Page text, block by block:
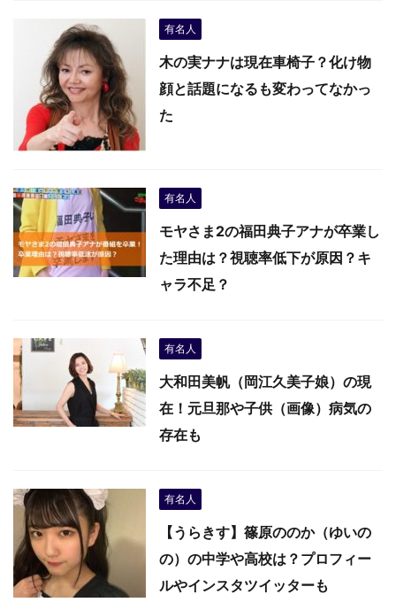
有名人
木の実ナナは現在車椅子？化け物
顔と話題になるも変わってなかっ
た
有名人
モヤさま2の福田典子アナが卒業し
た理由は？視聴率低下が原因？キ
ャラ不足？
有名人
大和田美帆（岡江久美子娘）の現
在！元旦那や子供（画像）病気の
存在も
有名人
【うらきす】篠原ののか（ゆいの
の）の中学や高校は？プロフィー
ルやインスタツイッターも